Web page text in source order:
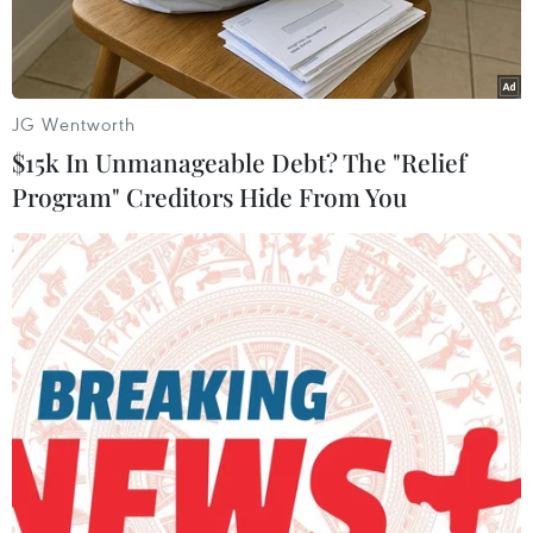
tỉnh Nam Định yên tâm bám biển.
Chăm sóc lúa chất lượng cao đạt yêu cầu xuất khẩu. (Nguồn
ảnh: TTXVN)
JG Wentworth
$15k In Unmanageable Debt? The "Relief
Program" Creditors Hide From You